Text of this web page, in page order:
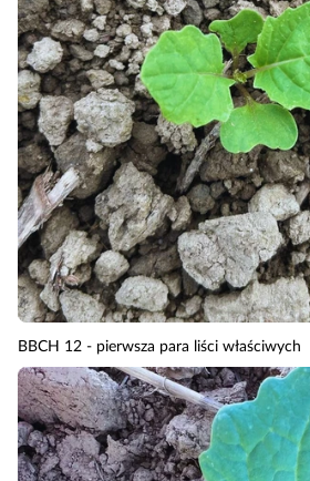
BBCH 12 - pierwsza para liści właściwych